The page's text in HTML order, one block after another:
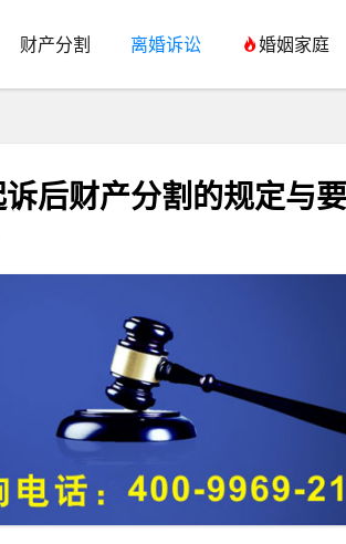
财产分割 离婚诉讼 婚姻家庭
后财产分割的规定与